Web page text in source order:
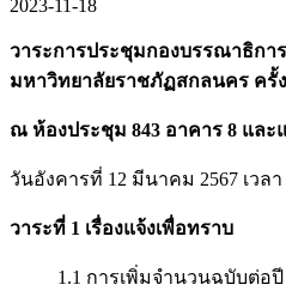
2023-11-18
วาระการประชุมกองบรรณาธิกา
มหาวิทยาลัยราชภัฏสกลนคร ครั้
ณ ห้องประชุม 843 อาคาร 8 แล
วันอังคารที่ 12 มีนาคม 2567 เวลา
วาระที่ 1 เรื่องแจ้งเพื่อทราบ
1.1 การเพิ่มจำนวนฉบับต่อปี